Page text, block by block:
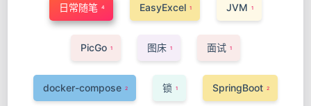
日常随笔 4 EasyExcel 1 JVM 1
PicGo 1 图床 1 面试 1
docker-compose 2 锁 1 SpringBoot 2